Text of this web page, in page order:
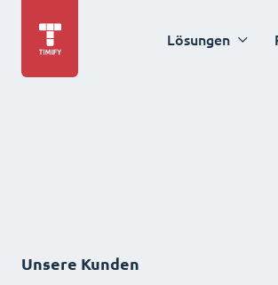
Lösungen
Unsere Kunden